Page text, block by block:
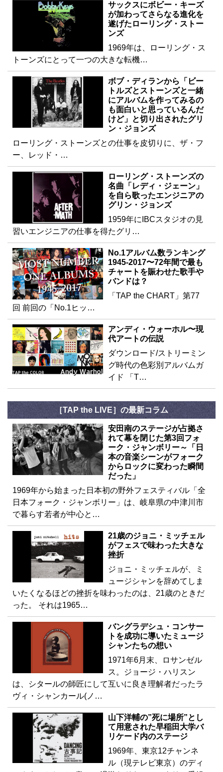
サックスにボビー・キーズ
が加わってさらなる進化を
遂げたローリング・ストー
ンズ
1969年は、ローリング・ス
トーンズにとって一つの大きな転機…
ボブ・ディランから「ビー
トルズとストーンズと一緒
にアルバムを作ってみるの
も面白いと思っているんだ
けど」と切り出されたグリ
ン・ジョンズ
ローリング・ストーンズとの仕事を皮切りに、ザ・フ
ー、レッド・…
ローリング・ストーンズの
名曲「レディ・ジェーン」
を自ら歌ったエンジニアの
グリン・ジョンズ
1959年にIBCスタジオの見
習いエンジニアの仕事を得たグリ…
No.1アルバム数ランキング
1945-2017〜72年間で最も
チャートを賑わせた歌手や
バンドは？
「TAP the CHART」第77
回 前回の「No.1ヒッ…
アンディ・ウォーホル〜現
代アートの伝説
ダウンロード/ストリーミン
グ時代の色彩別アルバムガ
イド 「T…
［TAP the LIVE］の最新コラム
安田南のステージが占拠さ
れて幕を閉じた第3回フォ
ーク・ジャンボリー～「日
本の音楽シーンがフォーク
からロックに変わった瞬間
だった」
1969年から始まった日本初の野外フェスティバル「全
日本フォーク・ジャンボリー」は、岐阜県の中津川市
で暮らす若者が中心と…
21歳のジョニ・ミッチェル
がフェスで味わった大きな
挫折
ジョニ・ミッチェルが、ミ
ュージシャンを辞めてしま
いたくなるほどの挫折を味わったのは、21歳のときだ
った。 それは1965…
バングラデシュ・コンサー
トを成功に導いたミュージ
シャンたちの想い
1971年6月末、ロサンゼル
ス。ジョージ・ハリスン
は、シタールの師匠にして互いに良き理解者だったラ
ヴィ・シャンカール(ノ…
山下洋輔の”死に場所”とし
て用意された早稲田大学バ
リケード内のステージ
1969年、東京12チャンネ
ル（現テレビ東京）のディ